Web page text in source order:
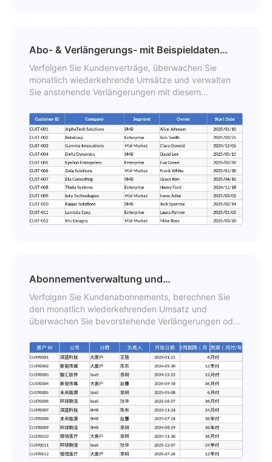
Abo- & Verlängerungs- mit Beispieldaten
Vorlage
Verfolgen Sie Kundenverträge, überwachen Sie
monatlich wiederkehrende Umsätze und verwalten
Sie anstehende Verlängerungen mit diesem
Abonnementverwaltung und
Verlängerungsnachverfolgung Vorlage
Verfolgen Sie Kundenabonnements, berechnen Sie
den monatlich wiederkehrenden Umsatz und
überwachen Sie bevorstehende Verlängerungen oder
Tracking-Dashboard.